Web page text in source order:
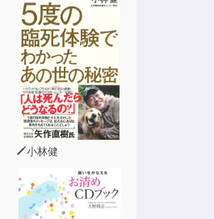
小林健